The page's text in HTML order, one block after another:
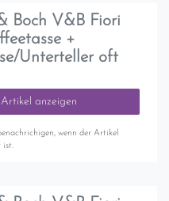
Boch V&B Fiori
+
Unterteller oft
Artikel anzeigen
wenn der Artikel
ist.